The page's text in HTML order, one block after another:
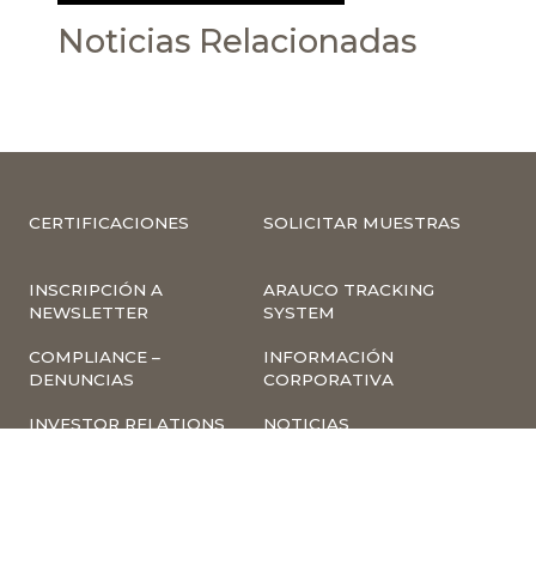
Noticias Relacionadas
CERTIFICACIONES SOLICITAR MUESTRAS
INSCRIPCIÓN A
NEWSLETTER
ARAUCO TRACKING
SYSTEM
COMPLIANCE –
DENUNCIAS
INFORMACIÓN
CORPORATIVA
INVESTOR RELATIONS NOTICIAS